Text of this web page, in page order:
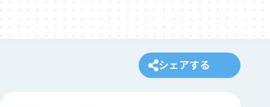
シェアする